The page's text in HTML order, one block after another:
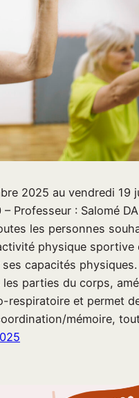
2025 au vendredi 19
Professeur : Salomé
les personnes
physique sportive
capacités physiques.
parties du corps,
respiratoire et permet
mémoire,